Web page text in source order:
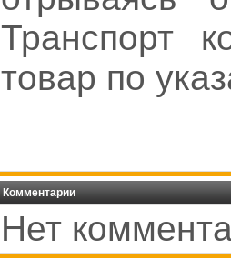
Транспорт
товар по
Комментарии
Нет